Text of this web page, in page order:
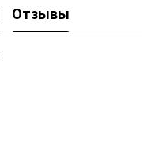
Отзывы